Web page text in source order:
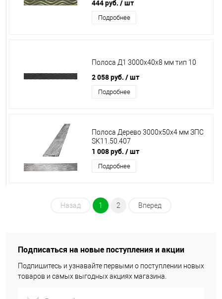
444 руб. / шт
Подробнее
Полоса Д1 3000х40х8 мм тип 10
2 058 руб. / шт
Подробнее
Полоса Дерево 3000х50х4 мм ЗПС
SK11.50.407
1 008 руб. / шт
Подробнее
Назад 1 2 Вперед
Подписаться на новые поступления и акции
Подпишитесь и узнавайте первыми о поступлении новых
товаров и самых выгодных акциях магазина.